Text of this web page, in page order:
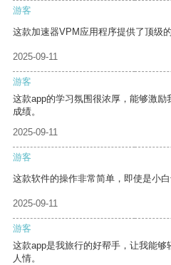
游客
这款加速器VPM应用程序提供了顶级
2025-09-11
游客
这款app的学习氛围很浓厚，能够激
成绩。
2025-09-11
游客
这款软件的操作非常简单，即使是小白
2025-09-11
游客
这款app是我旅行的好帮手，让我能
人情。